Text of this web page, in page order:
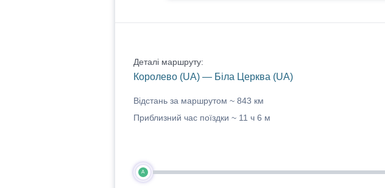
Деталі маршруту:
Королево (UA) — Біла Церква (UA)
Відстань за маршрутом ~ 843 км
Приблизний час поїздки ~ 11 ч 6 м
A